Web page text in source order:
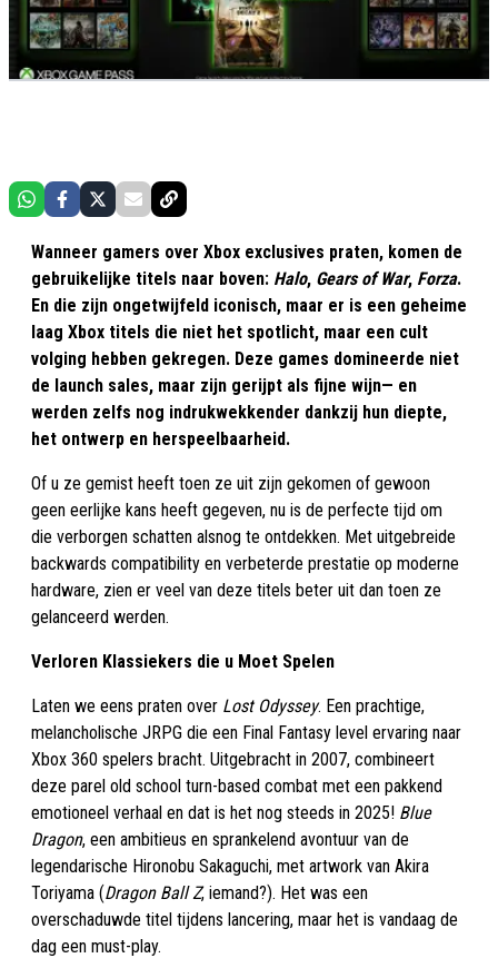
Wanneer gamers over Xbox exclusives praten, komen de
gebruikelijke titels naar boven: Halo, Gears of War, Forza.
En die zijn ongetwijfeld iconisch, maar er is een geheime
laag Xbox titels die niet het spotlicht, maar een cult
volging hebben gekregen. Deze games domineerde niet
de launch sales, maar zijn gerijpt als fijne wijn— en
werden zelfs nog indrukwekkender dankzij hun diepte,
het ontwerp en herspeelbaarheid.
Of u ze gemist heeft toen ze uit zijn gekomen of gewoon
geen eerlijke kans heeft gegeven, nu is de perfecte tijd om
die verborgen schatten alsnog te ontdekken. Met uitgebreide
backwards compatibility en verbeterde prestatie op moderne
hardware, zien er veel van deze titels beter uit dan toen ze
gelanceerd werden.
Verloren Klassiekers die u Moet Spelen
Laten we eens praten over Lost Odyssey. Een prachtige,
melancholische JRPG die een Final Fantasy level ervaring naar
Xbox 360 spelers bracht. Uitgebracht in 2007, combineert
deze parel old school turn-based combat met een pakkend
emotioneel verhaal en dat is het nog steeds in 2025! Blue
Dragon, een ambitieus en sprankelend avontuur van de
legendarische Hironobu Sakaguchi, met artwork van Akira
Toriyama (Dragon Ball Z, iemand?). Het was een
overschaduwde titel tijdens lancering, maar het is vandaag de
dag een must-play.